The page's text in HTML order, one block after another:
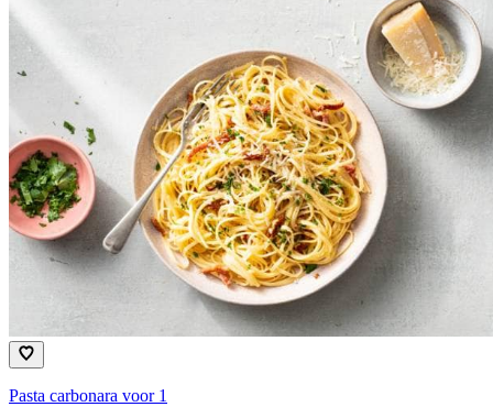
Pasta carbonara voor 1